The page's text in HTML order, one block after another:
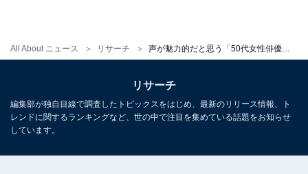
All About ニュース リサーチ
10位までの全ランキング結果を見
リサーチ
編集部が独自目線で調査したトピックスをはじめ、最新のリリース情報、ト
レンドに関するランキングなど、世の中で注目を集めている話題をお知らせ
しています。